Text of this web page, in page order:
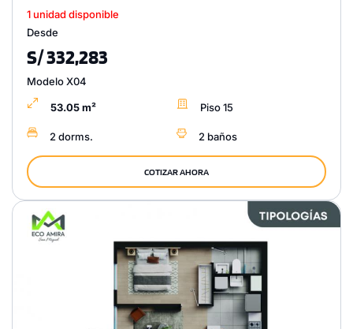
1 unidad disponible
Desde
S/ 332,283
Modelo X04
53.05 m² Piso 15
2 dorms. 2 baños
COTIZAR AHORA